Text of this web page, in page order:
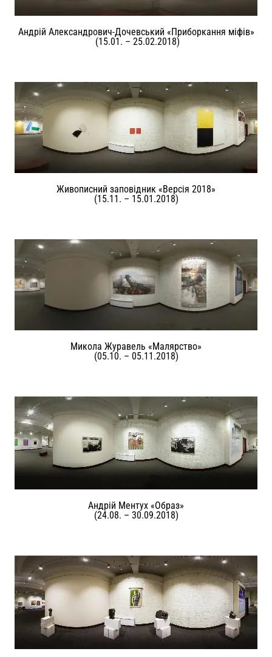
Андрій Александрович-Дочевський «Приборкання міфів»
(15.01. – 25.02.2018)
Живописний заповідник «Версія 2018»
(15.11. – 15.01.2018)
Микола Журавель «Малярство»
(05.10. – 05.11.2018)
Андрій Ментух «Образ»
(24.08. – 30.09.2018)